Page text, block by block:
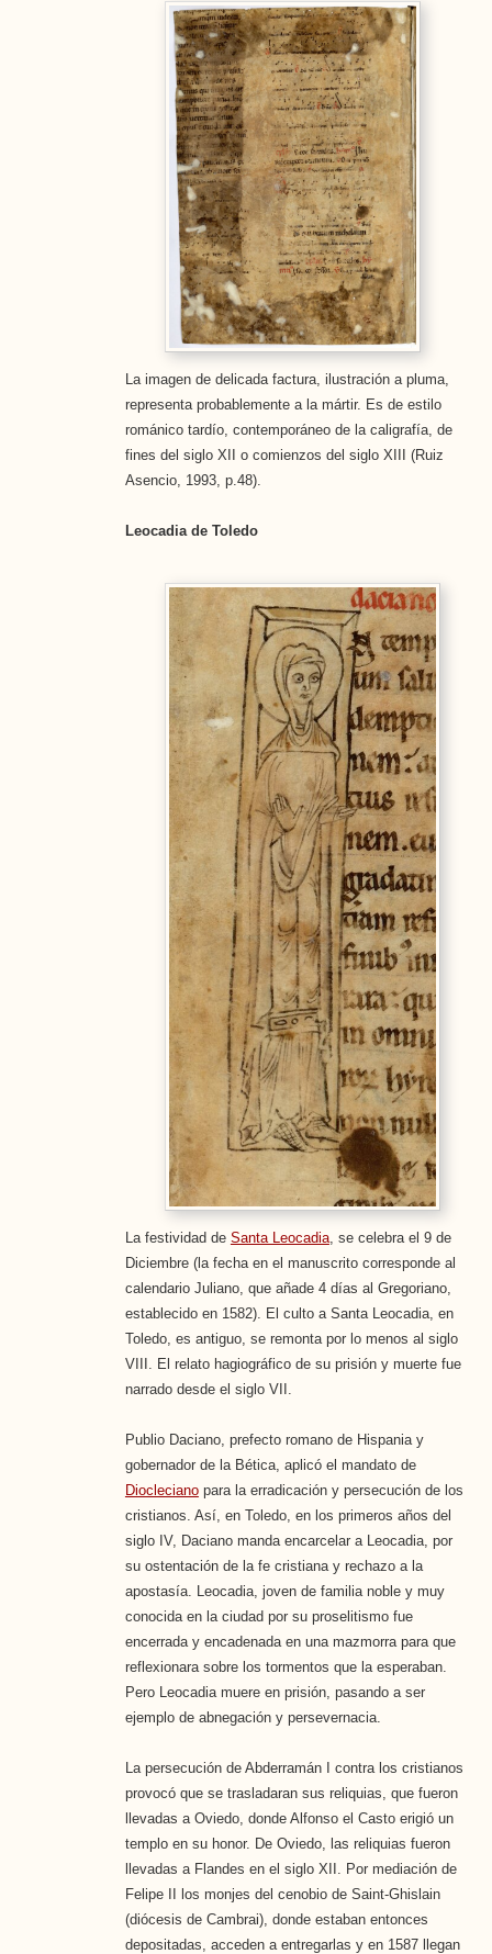
La imagen de delicada factura, ilustración a pluma,
representa probablemente a la mártir. Es de estilo
románico tardío, contemporáneo de la caligrafía, de
fines del siglo XII o comienzos del siglo XIII (Ruiz
Asencio, 1993, p.48).
Leocadia de Toledo
La festividad de Santa Leocadia, se celebra el 9 de
Diciembre (la fecha en el manuscrito corresponde al
calendario Juliano, que añade 4 días al Gregoriano,
establecido en 1582). El culto a Santa Leocadia, en
Toledo, es antiguo, se remonta por lo menos al siglo
VIII. El relato hagiográfico de su prisión y muerte fue
narrado desde el siglo VII.
Publio Daciano, prefecto romano de Hispania y
gobernador de la Bética, aplicó el mandato de
Dioclecianopara la erradicación y persecución de los
cristianos.​ Así, en Toledo, en los primeros años del
siglo IV, Daciano manda encarcelar a Leocadia, por
su ostentación de la fe cristiana y rechazo a la
apostasía.​ Leocadia, joven de familia noble y muy
conocida en la ciudad por su proselitismo fue
encerrada y encadenada en una mazmorra para que
reflexionara sobre los tormentos que la esperaban.
Pero Leocadia muere en prisión, pasando a ser
ejemplo de abnegación y persevernacia.
La persecución de Abderramán I contra los cristianos
provocó que se trasladaran sus reliquias, que fueron
llevadas a Oviedo, donde Alfonso el Casto erigió un
templo en su honor.​ De Oviedo, las reliquias fueron
llevadas a Flandes en el siglo XII. Por mediación de
Felipe II los monjes del cenobio de Saint-Ghislain
(diócesis de Cambrai), donde estaban entonces
depositadas, acceden a entregarlas y en 1587 llegan